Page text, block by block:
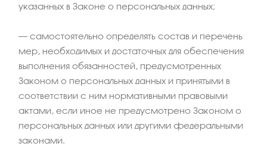
указанных в Законе о персональных данных;
– самостоятельно определять состав и перечень
мер, необходимых и достаточных для обеспечения
выполнения обязанностей, предусмотренных
Законом о персональных данных и принятыми в
соответствии с ним нормативными правовыми
актами, если иное не предусмотрено Законом о
персональных данных или другими федеральными
законами.